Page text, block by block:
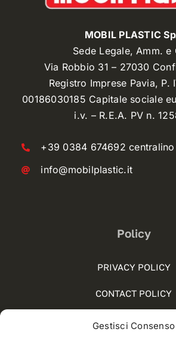
Gestisci Consenso
MOBIL PLASTIC
Sede Legale, Amm. e
Via Robbio 31 – 27030
Registro Imprese Pavia, P.
00186030185 Capitale sociale
i.v. – R.E.A. PV n.
+39 0384 674692
info@mobilplastic.it
Policy
PRIVACY POLICY
CONTACT POLICY
COOKIE POLICY (UE)